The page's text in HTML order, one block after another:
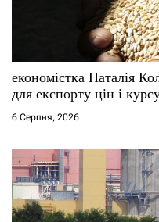
економістка Наталія
для експорту цін і
6 Серпня, 2026